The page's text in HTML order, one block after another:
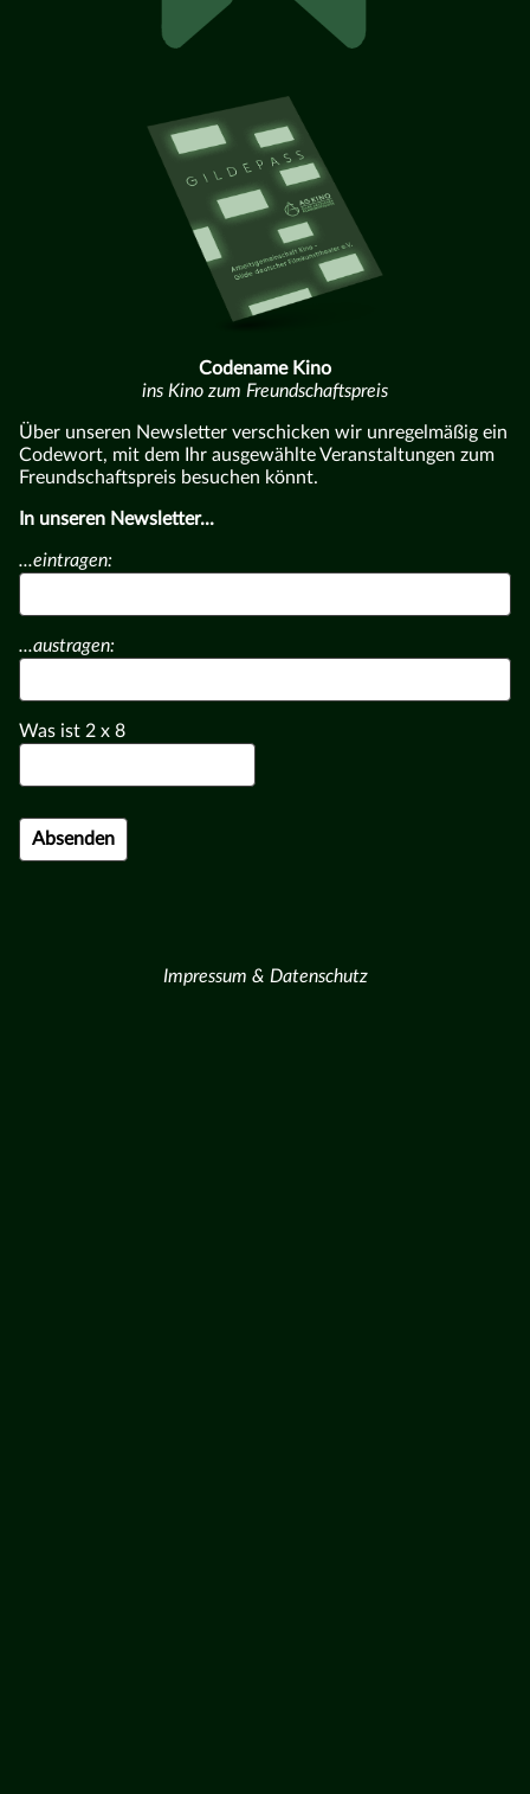
Codename Kino
ins Kino zum Freundschaftspreis
Über unseren Newsletter verschicken wir unregelmäßig ein
Codewort, mit dem Ihr ausgewählte Veranstaltungen zum
Freundschaftspreis besuchen könnt.
In unseren Newsletter...
...eintragen:
...austragen:
Was ist 2 x 8
Impressum & Datenschutz